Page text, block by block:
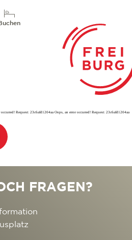
Request: 23c6afd1204aa Oops, an error occurred! Request: 23c6afd1204aa
FRAGEN?